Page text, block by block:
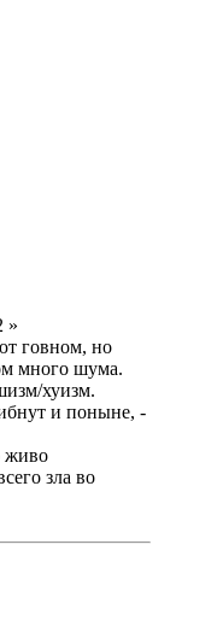
»
говном, но
много шума.
хуизм.
и поныне, -
живо
зла во